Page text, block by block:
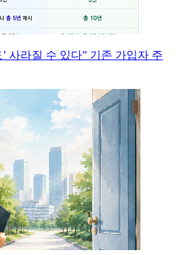
’ 사라질 수 있다” 기존 가입자 주